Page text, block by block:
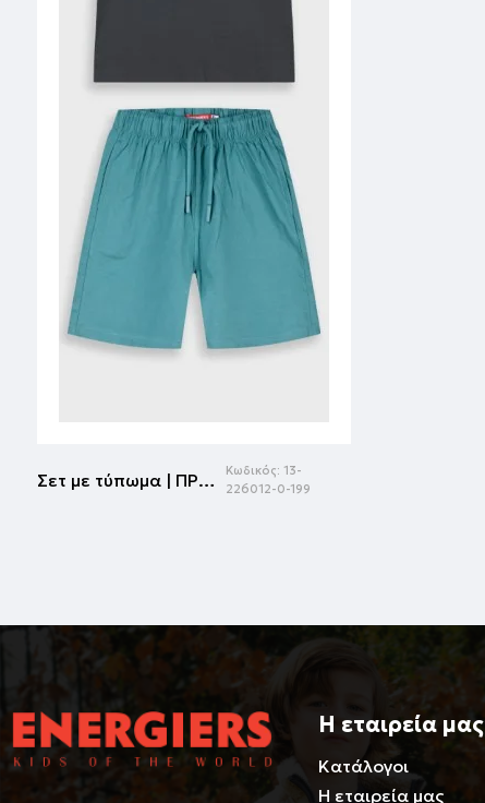
Σετ με τύπωμα | ΠΡΑΣΙΝΟ ΤΗΣ ΕΡΗΜΟΥ Κωδικός: 13-
226012-0-199
Η εταιρεία μας
Κατάλογοι
Η εταιρεία μας